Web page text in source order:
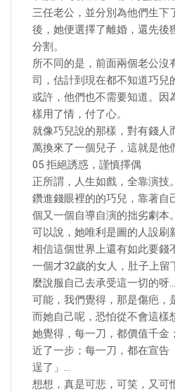
三任老公，並分別為他們生下
後，她便選擇了離婚，還先後
分割。
所不同的是，前面兩個老公沒
司，估計到現在都不知道巧兒
或許，他們也不需要知道。因
樣用了情，付了心。
就像巧兒說的那樣，對有錢人
萬換來了一個兒子，這就是他
05 拒絕誘惑，謹慎擇偶
正所謂，人生如戲，全靠演技。
鑽進錢眼裡的的巧兒，靠著自
個又一個自導自演的拙劣劇本。
可以說，她唯利是圖的人設刷
相信這個世界上還有如此要錢
一個才32歲的女人，肚子上留
麼說服自己去承受這一切的呀…
可能，我們覺得，那是傷疤，
而她自己呢，恐怕從不會這樣
她覺得，每一刀，都價值千金
近了一步；每一刀，都在宣告
逞了」…
想想，真是可悲，可笑，又可